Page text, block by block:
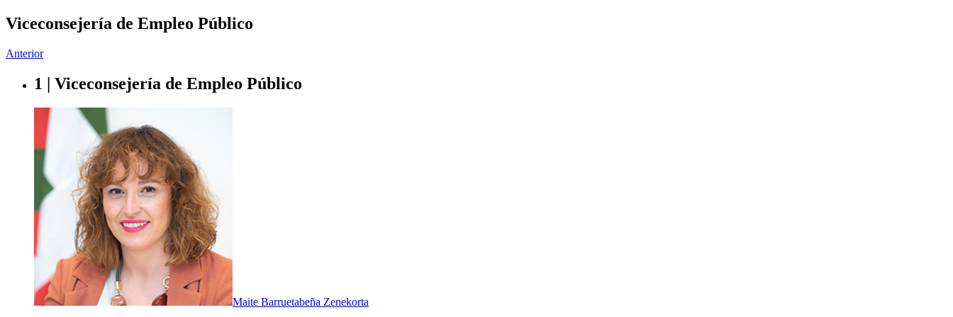
Viceconsejería de Empleo Público
Anterior
1 | Viceconsejería de Empleo Público
Maite Barruetabeña Zenekorta